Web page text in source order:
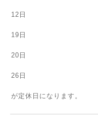
12日
19日
20日
26日
が定休日になります。